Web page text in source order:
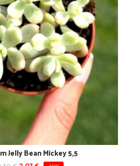
Jelly Bean Mickey 5,5